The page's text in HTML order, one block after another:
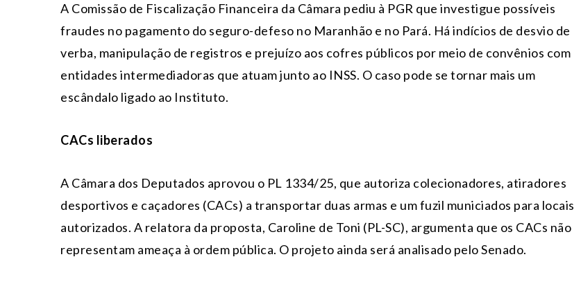
A Comissão de Fiscalização Financeira da Câmara pediu à PGR que investigue possíveis
fraudes no pagamento do seguro-defeso no Maranhão e no Pará. Há indícios de desvio de
verba, manipulação de registros e prejuízo aos cofres públicos por meio de convênios com
entidades intermediadoras que atuam junto ao INSS. O caso pode se tornar mais um
escândalo ligado ao Instituto.
CACs liberados
A Câmara dos Deputados aprovou o PL 1334/25, que autoriza colecionadores, atiradores
desportivos e caçadores (CACs) a transportar duas armas e um fuzil municiados para locais
autorizados. A relatora da proposta, Caroline de Toni (PL-SC), argumenta que os CACs não
representam ameaça à ordem pública. O projeto ainda será analisado pelo Senado.